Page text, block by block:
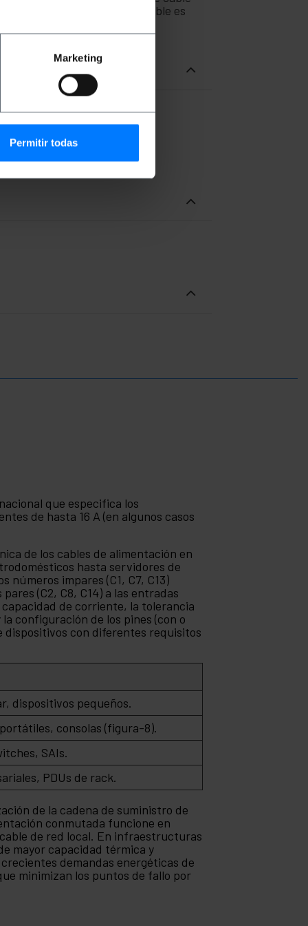
Marketing
Permitir todas
6.8mm). La sección del cable es
que especifica los
de hasta 16 A (en algunos casos
de los cables de alimentación en
hasta servidores de
impares (C1, C7, C13)
(C2, C8, C14) a las entradas
de corriente, la tolerancia
configuración de los pines (con o
dispositivos con diferentes requisitos
dispositivos pequeños.
consolas (figura-8).
SAIs.
PDUs de rack.
de la cadena de suministro de
conmutada funcione en
de red local. En infraestructuras
mayor capacidad térmica y
demandas energéticas de
minimizan los puntos de fallo por